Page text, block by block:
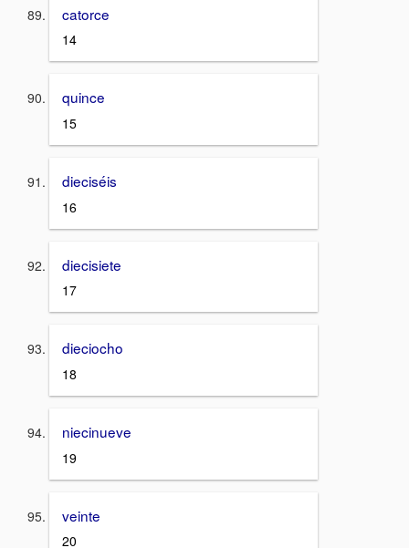
catorce
14
quince
15
dieciséis
16
diecisiete
17
dieciocho
18
niecinueve
19
veinte
20